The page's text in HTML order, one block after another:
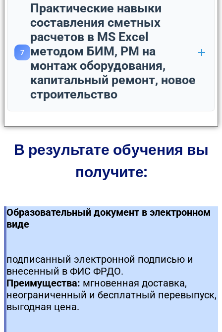
7
Практические навыки
составления сметных
расчетов в MS Exсel
методом БИМ, РМ на
монтаж оборудования,
капитальный ремонт, новое
строительство
В результате обучения вы
получите:
Образовательный документ в электронном
виде
подписанный электронной подписью и
внесенный в ФИС ФРДО.
Преимущества: мгновенная доставка,
неограниченный и бесплатный перевыпуск,
выгодная цена.